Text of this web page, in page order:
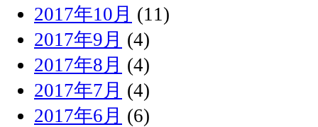
2017年10月 (11)
2017年9月 (4)
2017年8月 (4)
2017年7月 (4)
2017年6月 (6)